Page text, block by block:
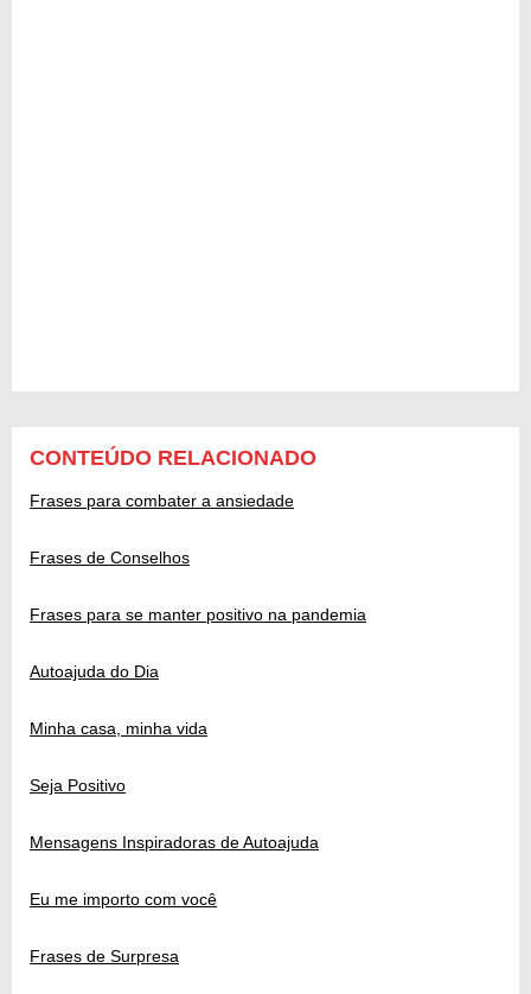
CONTEÚDO RELACIONADO
Frases para combater a ansiedade
Frases de Conselhos
Frases para se manter positivo na pandemia
Autoajuda do Dia
Minha casa, minha vida
Seja Positivo
Mensagens Inspiradoras de Autoajuda
Eu me importo com você
Frases de Surpresa